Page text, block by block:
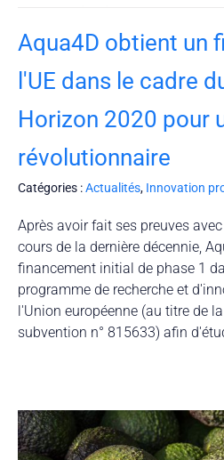
Aqua4D obtient un
l'UE dans le cadre
Horizon 2020 pour
révolutionnaire
Catégories :Actualités, Innovation
Après avoir fait ses preuves
cours de la dernière décennie,
financement initial de phase 1
programme de recherche et
l'Union européenne (au titre de
subvention n° 815633) afin